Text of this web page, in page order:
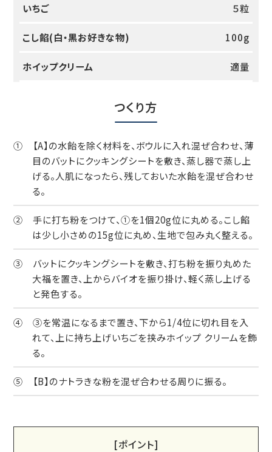
いちご ５粒
こし餡(白・黒お好きな物) 100g
ホイップクリーム 適量
つくり方
① 【A】の水飴を除く材料を、ボウルに入れ混ぜ合わせ、薄
目のバットにクッキングシートを敷き、蒸し器で蒸し上
げる。人肌になったら、残しておいた水飴を混ぜ合わせ
る。
② 手に打ち粉をつけて、①を1個20g位に丸める。こし餡
は少し小さめの15g位に丸め、生地で包み丸く整える。
③ バットにクッキングシートを敷き、打ち粉を振り丸めた
大福を置き、上からバイオを振り掛け、軽く蒸し上げる
と発色する。
④ ③を常温になるまで置き、下から1/4位に切れ目を入
れて、上に持ち上げいちごを挟みホイップ クリームを飾
る。
⑤ 【B】のナトラきな粉を混ぜ合わせる周りに振る。
[ポイント]